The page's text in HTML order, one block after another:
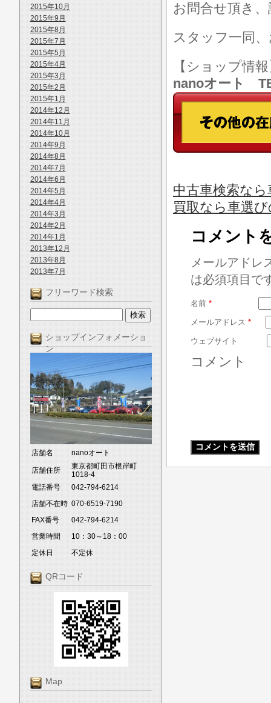
2015年10月
2015年9月
2015年8月
2015年7月
2015年5月
2015年4月
2015年3月
2015年2月
2015年1月
2014年12月
2014年11月
2014年10月
2014年9月
2014年8月
2014年7月
2014年6月
2014年5月
2014年4月
2014年3月
2014年2月
2014年1月
2013年12月
2013年8月
2013年7月
フリーワード検索
ショップインフォメーショ
ン
店舗名 nanoオート
店舗住所
東京都町田市根岸町
1018-4
電話番号
042-794-6214
店舗不在時 070-6519-7190
FAX番号
042-794-6214
営業時間
10：30～18：00
定休日
不定休
QRコード
Map
お問合せ頂き
スタッフ一同
【ショップ情
nanoオート
中古車検索な
買取なら車選
コメント
メールアドレ
は必須項目で
名前 *
メールアドレス *
ウェブサイト
コメント